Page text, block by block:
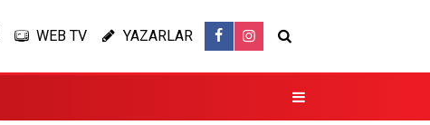
WEB TV YAZARLAR